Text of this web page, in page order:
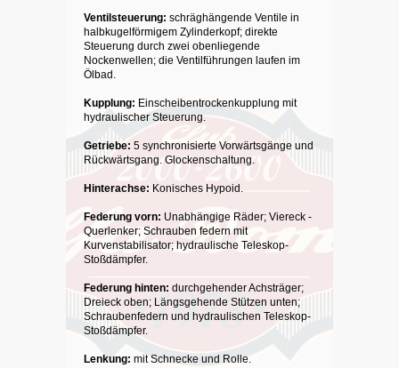
Ventilsteuerung: schräghängende Ventile in
halbkugelförmigem Zylinderkopf; direkte
Steuerung durch zwei obenliegende
Nockenwellen; die Ventilführungen laufen im
Ölbad.
Kupplung: Einscheibentrockenkupplung mit
hydraulischer Steuerung.
Getriebe: 5 synchronisierte Vorwärtsgänge und
Rückwärtsgang. Glockenschaltung.
Hinterachse: Konisches Hypoid.
Federung vorn: Unabhängige Räder; Viereck -
Querlenker; Schrauben federn mit
Kurvenstabilisator; hydraulische Teleskop-
Stoßdämpfer.
Federung hinten: durchgehender Achsträger;
Dreieck oben; Längsgehende Stützen unten;
Schraubenfedern und hydraulischen Teleskop-
Stoßdämpfer.
Lenkung: mit Schnecke und Rolle.